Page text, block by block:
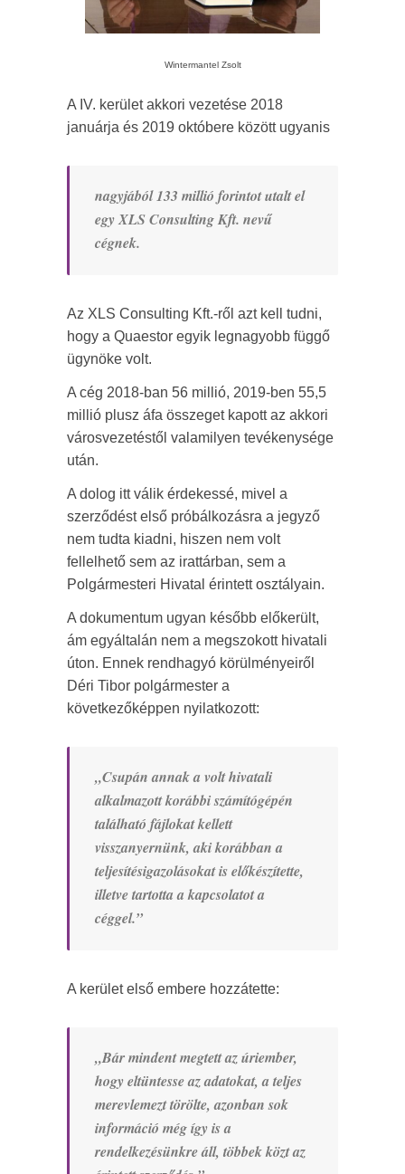
Wintermantel Zsolt
A IV. kerület akkori vezetése 2018
januárja és 2019 októbere között ugyanis
nagyjából 133 millió forintot utalt el
egy XLS Consulting Kft. nevű
cégnek.
Az XLS Consulting Kft.-ről azt kell tudni,
hogy a Quaestor egyik legnagyobb függő
ügynöke volt.
A cég 2018-ban 56 millió, 2019-ben 55,5
millió plusz áfa összeget kapott az akkori
városvezetéstől valamilyen tevékenysége
után.
A dolog itt válik érdekessé, mivel a
szerződést első próbálkozásra a jegyző
nem tudta kiadni, hiszen nem volt
fellelhető sem az irattárban, sem a
Polgármesteri Hivatal érintett osztályain.
A dokumentum ugyan később előkerült,
ám egyáltalán nem a megszokott hivatali
úton. Ennek rendhagyó körülményeiről
Déri Tibor polgármester a
következőképpen nyilatkozott:
„Csupán annak a volt hivatali
alkalmazott korábbi számítógépén
található fájlokat kellett
visszanyernünk, aki korábban a
teljesítésigazolásokat is előkészítette,
illetve tartotta a kapcsolatot a
céggel.”
A kerület első embere hozzátette:
„Bár mindent megtett az úriember,
hogy eltüntesse az adatokat, a teljes
merevlemezt törölte, azonban sok
információ még így is a
rendelkezésünkre áll, többek közt az